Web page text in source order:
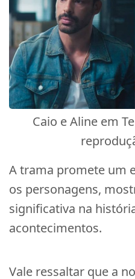
Caio e Aline em
A trama promete um
os personagens,
significativa na
acontecimentos.
Vale ressaltar que a